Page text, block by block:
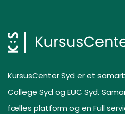
KursusCenter Syd er et
College Syd og EUC Syd.
fælles platform og en Full